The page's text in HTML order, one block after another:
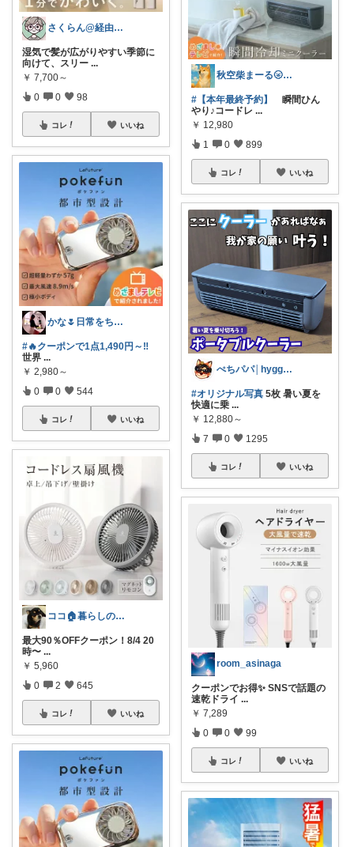
さくらん@経由感謝
湿気で髪が広がりやすい季節に
向けて、スリー ...
￥ 7,700～
0 0 98
コレ いいね
かな🌷日常をちょっと豊かにするもの
#🔥クーポンで1点1,490円～‼️
世界 ...
￥ 2,980～
0 0 544
コレ いいね
ココ🏠暮らしの必需品
最大90％OFFクーポン！8/4 20
時〜 ...
￥ 5,960
0 2 645
コレ いいね
秋空柴まーる🌝優しい暮らしアイテム🐾
#【本年最終予約】
瞬間ひん
やり♪コードレ ...
￥ 12,980
1 0 899
コレ いいね
ぺちパパ│hyggeな心意気を大切に🌿
#オリジナル写真 5枚 暑い夏を
快適に乗 ...
￥ 12,880～
7 0 1295
コレ いいね
room_asinaga
クーポンでお得✨ SNSで話題の
速乾ドライ ...
￥ 7,289
0 0 99
コレ いいね